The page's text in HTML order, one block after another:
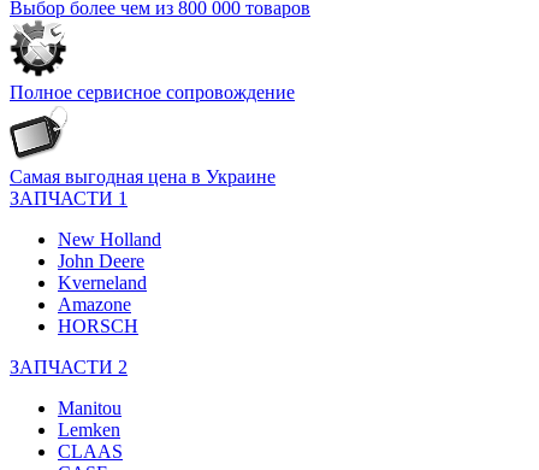
Выбор более чем из 800 000 товаров
Полное сервисное сопровождение
Самая выгодная цена в Украине
ЗАПЧАСТИ 1
New Holland
John Deere
Kverneland
Amazone
HORSCH
ЗАПЧАСТИ 2
Manitou
Lemken
CLAAS